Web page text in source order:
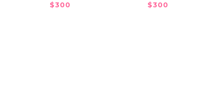
$300 $300